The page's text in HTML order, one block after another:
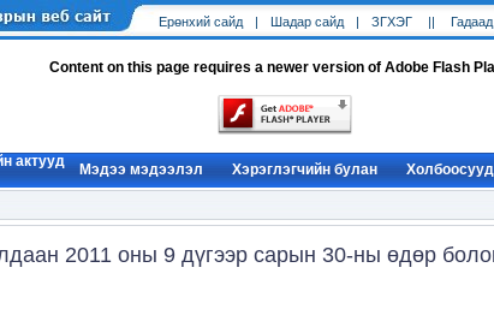
Ерөнхий cайд | Шадар сайд | ЗГХЭГ ||
Content on this page requires a newer version of Adobe Flash
актууд Мэдээ мэдээлэл Хэрэглэгчийн булан Холбоосууд
2011 оны 9 дүгээр сарын 30-ны өдөр